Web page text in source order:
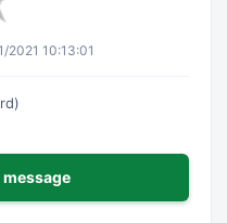
2021 10:13:01